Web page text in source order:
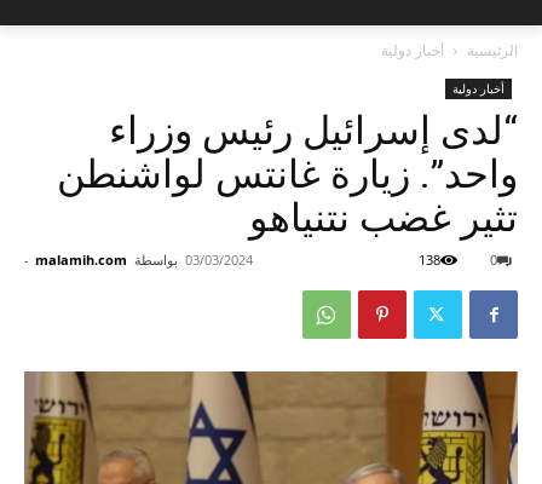
الرئيسية أخبار دولية
أخبار دولية
“لدى إسرائيل رئيس وزراء
واحد”. زيارة غانتس لواشنطن
تثير غضب نتنياهو
بواسطة malamih.com
- 03/03/2024 0
138